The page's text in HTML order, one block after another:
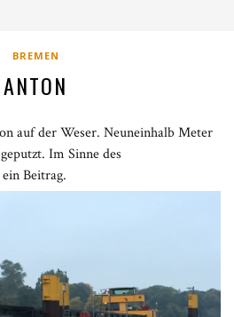
BREMEN
ANTON
auf der Weser. Neuneinhalb Meter
Im Sinne des
Beitrag.